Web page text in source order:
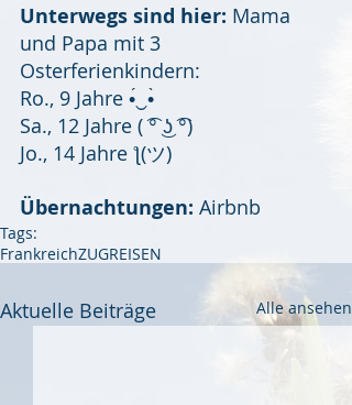
Unterwegs sind hier: Mama
und Papa mit 3
Osterferienkindern:
Ro., 9 Jahre •́‿•̀
Sa., 12 Jahre ( ͡° ͜ʖ ͡°)
Jo., 14 Jahre ƪ(ツ)
Übernachtungen: Airbnb
Tags:
FrankreichZUGREISEN
Aktuelle Beiträge Alle ansehen